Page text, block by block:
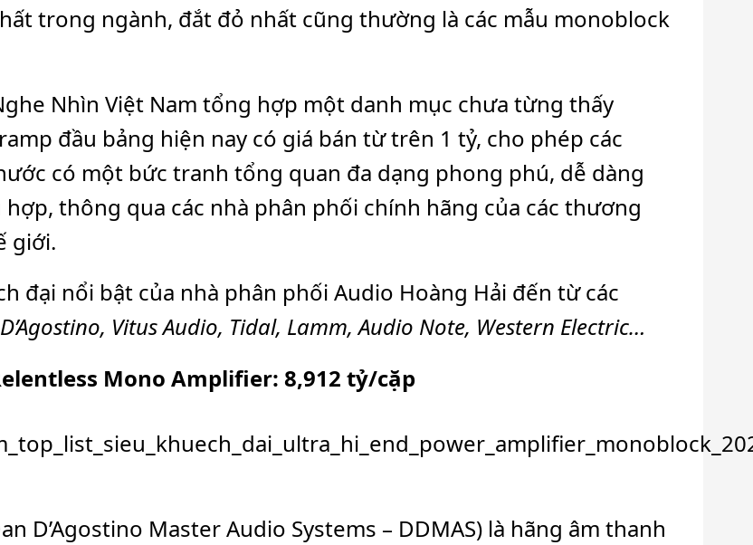
trong ngành, đắt đỏ nhất cũng thường là các mẫu monoblock
Nhìn Việt Nam tổng hợp một danh mục chưa từng thấy
đầu bảng hiện nay có giá bán từ trên 1 tỷ, cho phép các
có một bức tranh tổng quan đa dạng phong phú, dễ dàng
thông qua các nhà phân phối chính hãng của các thương
giới.
đại nổi bật của nhà phân phối Audio Hoàng Hải đến từ các
Vitus Audio, Tidal, Lamm, Audio Note, Western Electric…
Mono Amplifier: 8,912 tỷ/cặp
D’Agostino Master Audio Systems – DDMAS) là hãng âm thanh